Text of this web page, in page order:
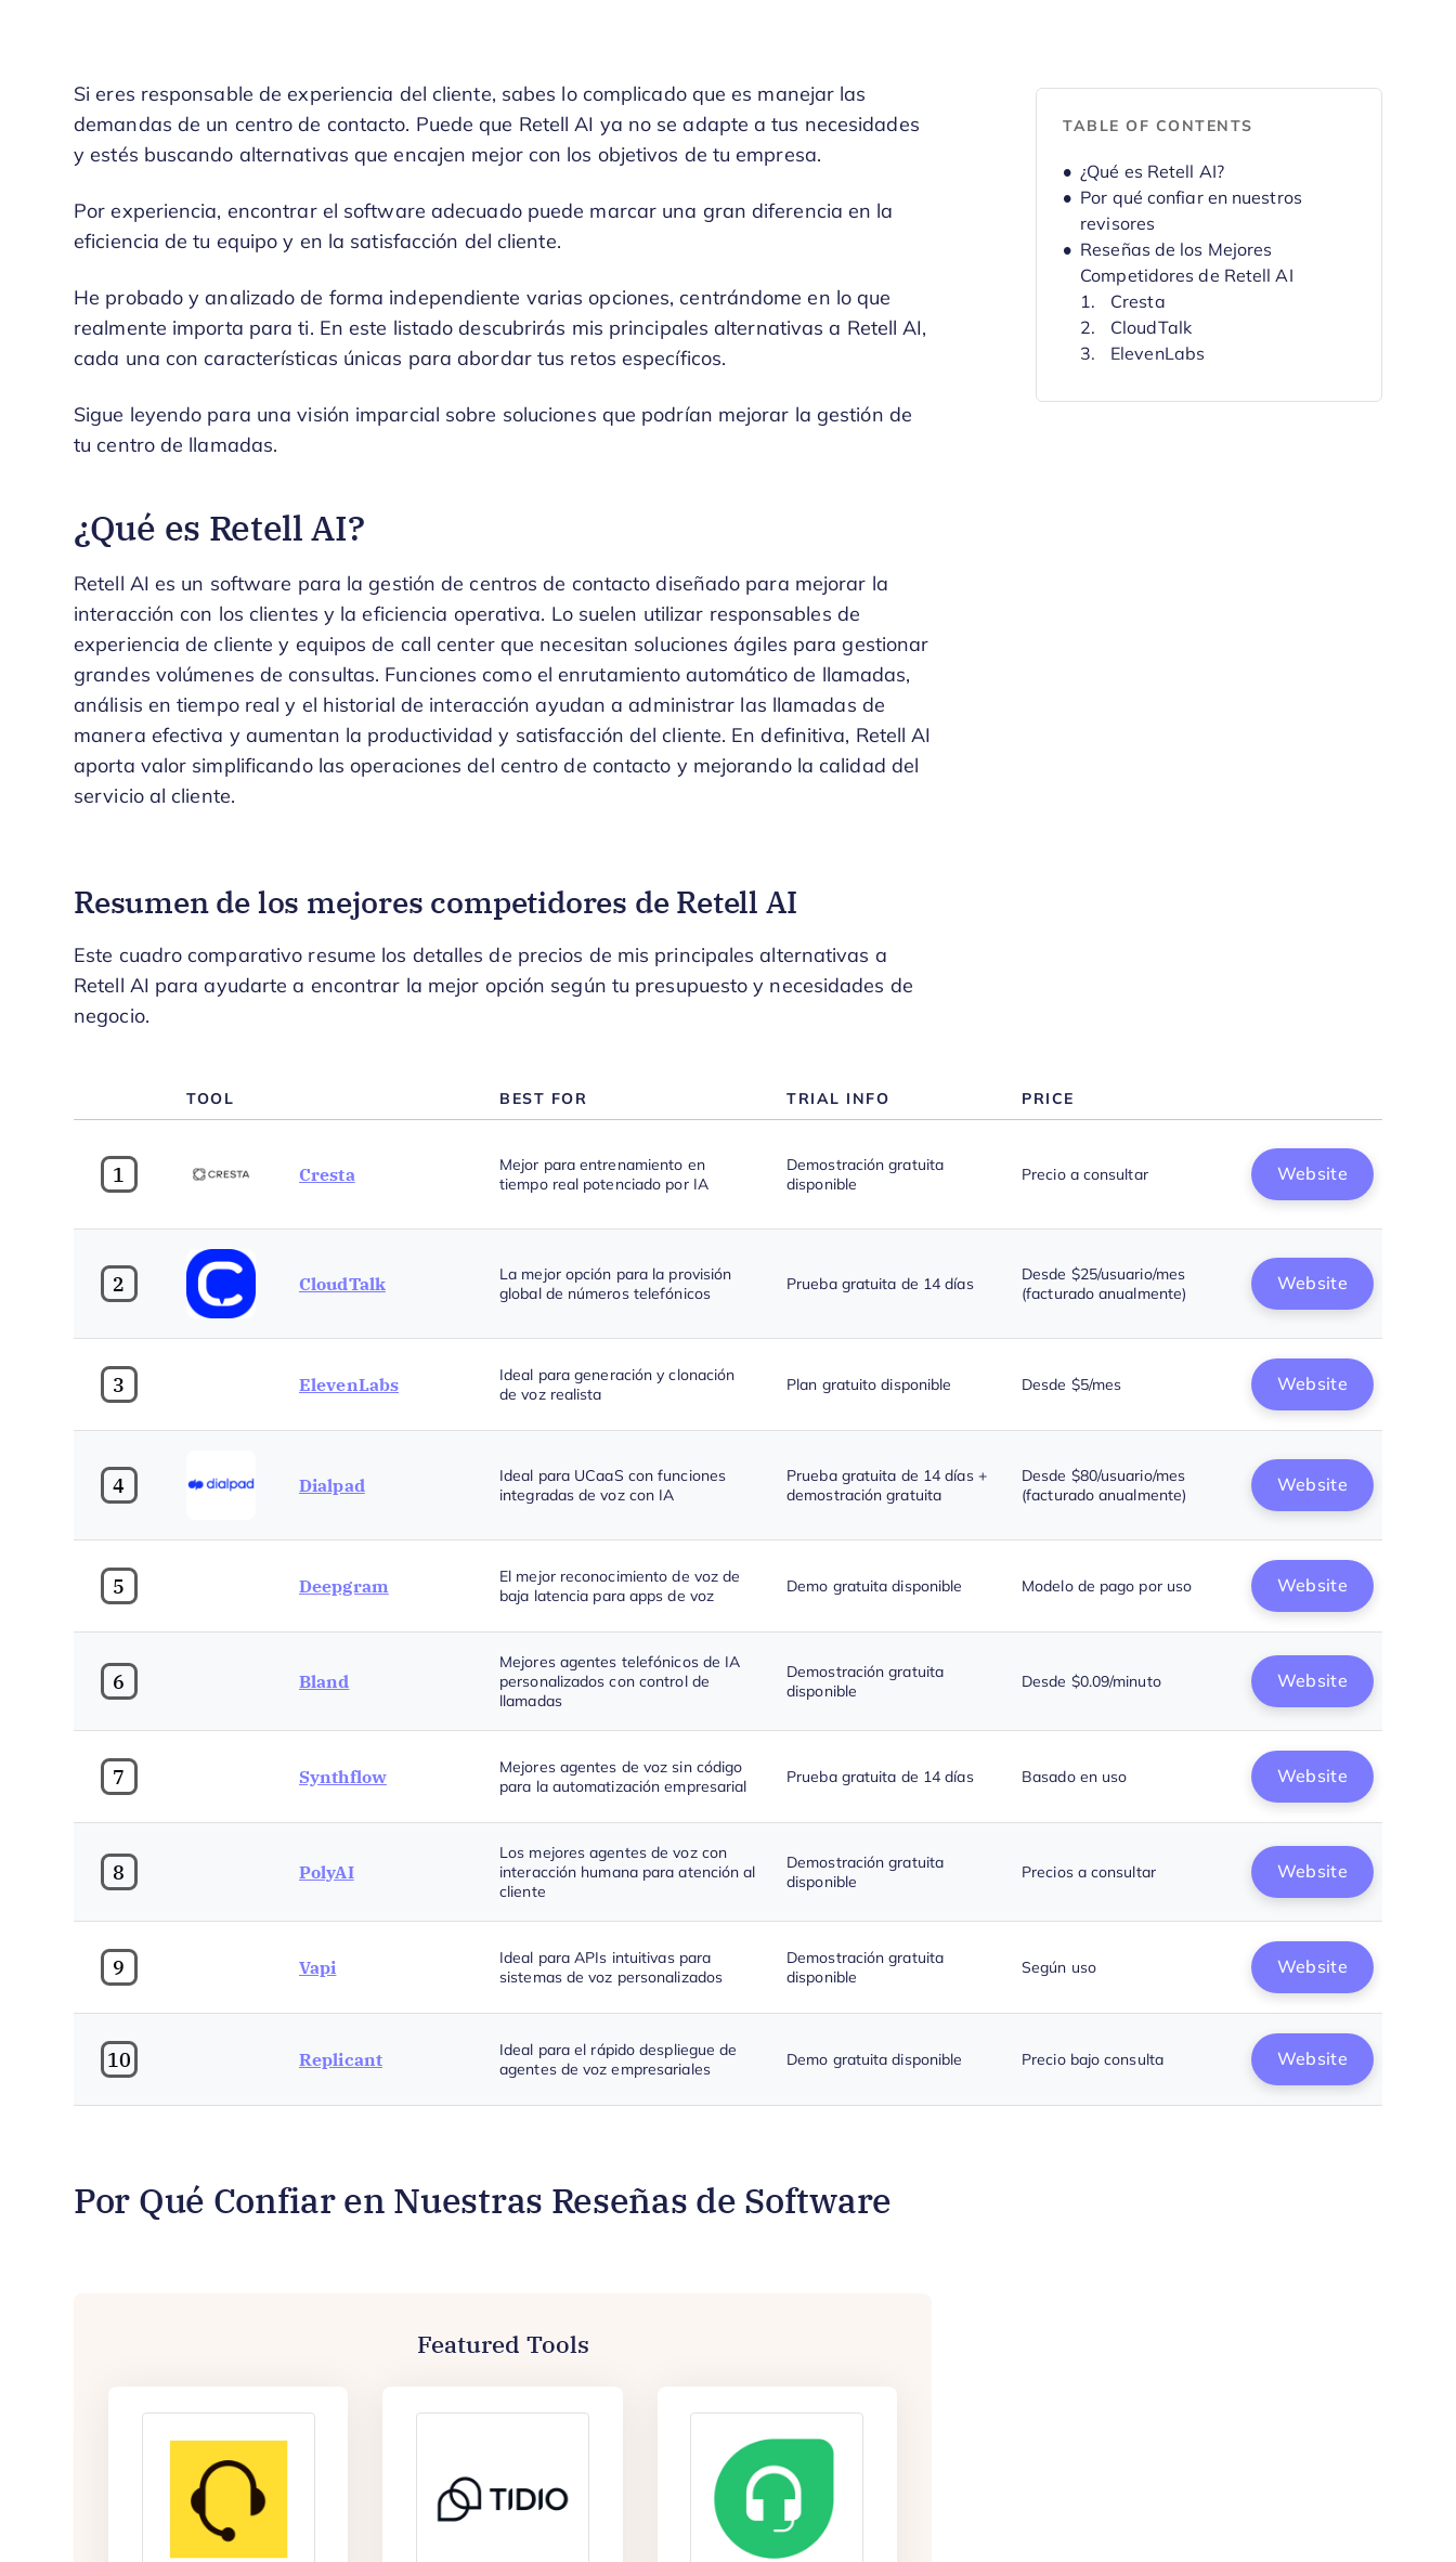
Si eres responsable de experiencia del cliente, sabes lo complicado que es manejar las
demandas de un centro de contacto. Puede que Retell AI ya no se adapte a tus necesidades
y estés buscando alternativas que encajen mejor con los objetivos de tu empresa.
Por experiencia, encontrar el software adecuado puede marcar una gran diferencia en la
eficiencia de tu equipo y en la satisfacción del cliente.
He probado y analizado de forma independiente varias opciones, centrándome en lo que
realmente importa para ti. En este listado descubrirás mis principales alternativas a Retell AI,
cada una con características únicas para abordar tus retos específicos.
Sigue leyendo para una visión imparcial sobre soluciones que podrían mejorar la gestión de
tu centro de llamadas.
¿Qué es Retell AI?
Retell AI es un software para la gestión de centros de contacto diseñado para mejorar la
interacción con los clientes y la eficiencia operativa. Lo suelen utilizar responsables de
experiencia de cliente y equipos de call center que necesitan soluciones ágiles para gestionar
grandes volúmenes de consultas. Funciones como el enrutamiento automático de llamadas,
análisis en tiempo real y el historial de interacción ayudan a administrar las llamadas de
manera efectiva y aumentan la productividad y satisfacción del cliente. En definitiva, Retell AI
aporta valor simplificando las operaciones del centro de contacto y mejorando la calidad del
servicio al cliente.
Resumen de los mejores competidores de Retell AI
Este cuadro comparativo resume los detalles de precios de mis principales alternativas a
Retell AI para ayudarte a encontrar la mejor opción según tu presupuesto y necesidades de
negocio.
TOOL BEST FOR TRIAL INFO PRICE
1 Cresta
Mejor para entrenamiento en
tiempo real potenciado por IA
Demostración gratuita
disponible
Precio a consultar Website
2 CloudTalk
La mejor opción para la provisión
global de números telefónicos
Prueba gratuita de 14 días
Desde $25/usuario/mes
(facturado anualmente)
Website
3 ElevenLabs
Ideal para generación y clonación
de voz realista
Plan gratuito disponible Desde $5/mes Website
4 Dialpad
Ideal para UCaaS con funciones
integradas de voz con IA
Prueba gratuita de 14 días +
demostración gratuita
Desde $80/usuario/mes
(facturado anualmente)
Website
5 Deepgram
El mejor reconocimiento de voz de
baja latencia para apps de voz
Demo gratuita disponible Modelo de pago por uso Website
6 Bland
Mejores agentes telefónicos de IA
personalizados con control de
llamadas
Demostración gratuita
disponible
Desde $0.09/minuto Website
7 Synthflow
Mejores agentes de voz sin código
para la automatización empresarial
Prueba gratuita de 14 días Basado en uso Website
8 PolyAI
Los mejores agentes de voz con
interacción humana para atención al
cliente
Demostración gratuita
disponible
Precios a consultar Website
9 Vapi
Ideal para APIs intuitivas para
sistemas de voz personalizados
Demostración gratuita
disponible
Según uso Website
10 Replicant
Ideal para el rápido despliegue de
agentes de voz empresariales
Demo gratuita disponible Precio bajo consulta Website
Por Qué Confiar en Nuestras Reseñas de Software
Featured Tools
TABLE OF CONTENTS
¿Qué es Retell AI?
Por qué confiar en nuestros
revisores
Reseñas de los Mejores
Competidores de Retell AI
Cresta
CloudTalk
ElevenLabs
Deepgram